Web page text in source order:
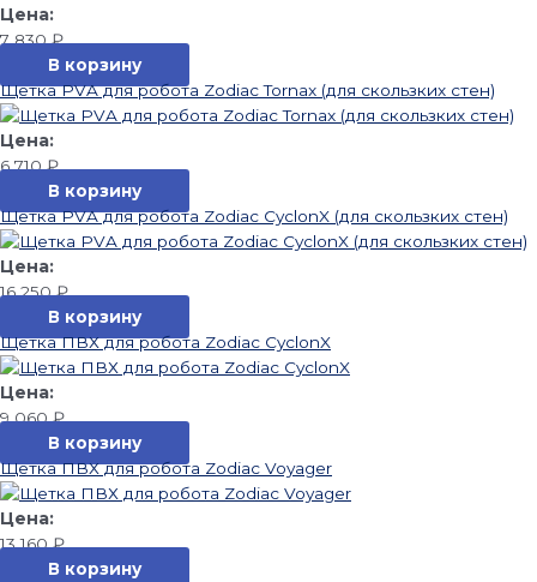
7 830₽
В корзину
Щетка PVA для робота Zodiac Tornax (для скользких стен)
6 710₽
В корзину
Щетка PVA для робота Zodiac CyclonX (для скользких стен)
16 250₽
В корзину
Щетка ПВХ для робота Zodiac CyclonX
9 060₽
В корзину
Щетка ПВХ для робота Zodiac Voyager
13 160₽
В корзину